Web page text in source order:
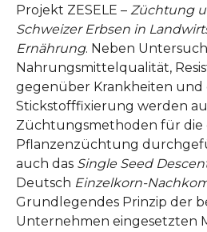
Projekt ZESELE – Züchtung
Schweizer Erbsen in
Ernährung. Neben
Nahrungsmittelqualität,
gegenüber Krankheiten und
Stickstofffixierung werden
Züchtungsmethoden für die
Pflanzenzüchtung
auch das Single Seed
Deutsch Einzelkorn-
Grundlegendes Prinzip der
Unternehmen eingesetzten